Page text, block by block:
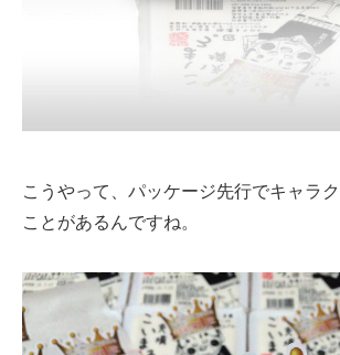
こうやって、パッケージ先行でキャラ
ことがあるんですね。